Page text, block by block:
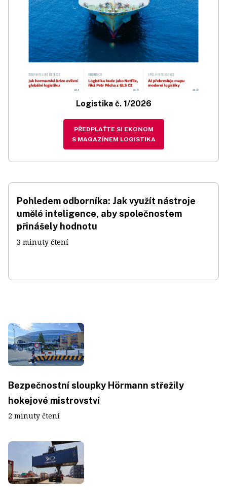
Logistika č. 1/2026
PŘEDPLAŤTE SI EKONOM
S MAGAZÍNEM LOGISTIKA
Pohledem odborníka: Jak využít nástroje
umělé inteligence, aby společnostem
přinášely hodnotu
3 minuty čtení
Bezpečnostní sloupky Hörmann střežily
hokejové mistrovství
2 minuty čtení